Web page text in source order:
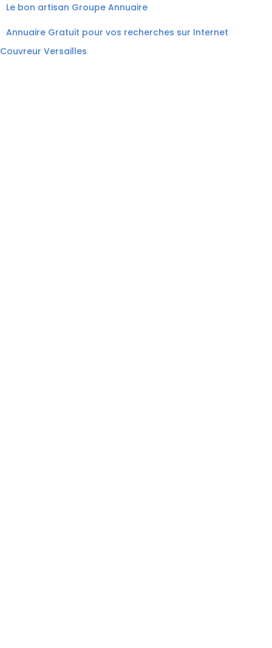
Le bon artisan Groupe Annuaire
Annuaire Gratuit pour vos recherches sur Internet
Couvreur Versailles